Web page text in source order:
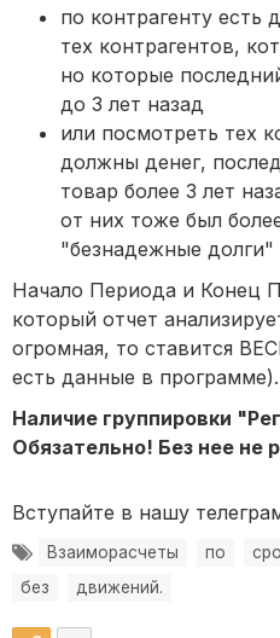
по контрагенту есть
тех контрагентов,
но которые
до 3 лет назад
или посмотреть тех
должны денег,
товар более 3 лет
от них тоже был
"безнадежные долги"
Начало Периода и Конец
который отчет
огромная, то ставится
есть данные в программе).
Наличие группировки
Обязательно! Без нее не
Вступайте в нашу
Взаиморасчеты по
без
движений.